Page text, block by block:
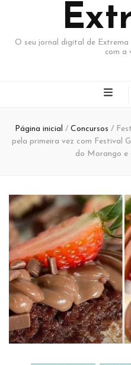
O seu jornal digital de
com a
Página inicial / Concursos /
pela primeira vez com Festival
do Morango e